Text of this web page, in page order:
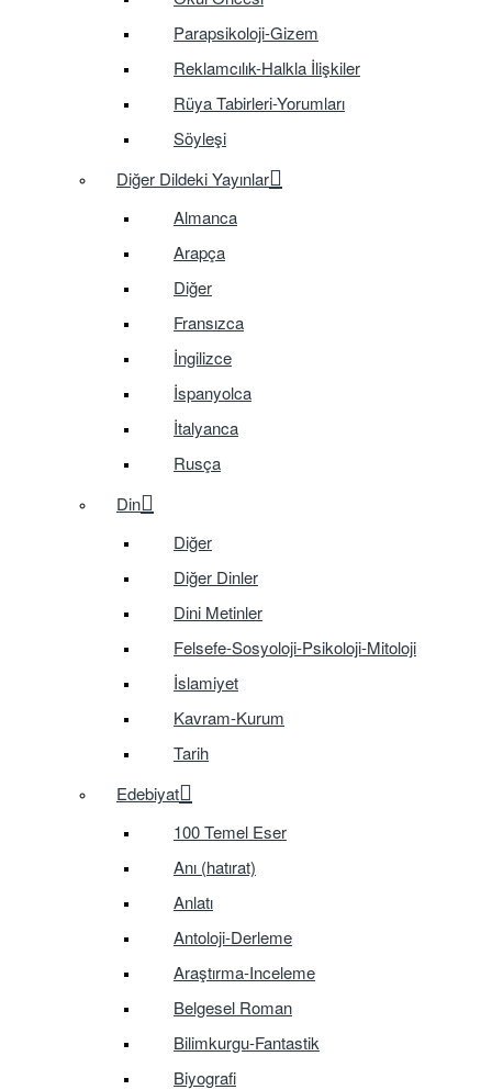
Parapsikoloji-Gizem
Reklamcılık-Halkla İlişkiler
Rüya Tabirleri-Yorumları
Söyleşi
Diğer Dildeki Yayınlar
Almanca
Arapça
Diğer
Fransızca
İngilizce
İspanyolca
İtalyanca
Rusça
Din
Diğer
Diğer Dinler
Dini Metinler
Felsefe-Sosyoloji-Psikoloji-Mitoloji
İslamiyet
Kavram-Kurum
Tarih
Edebiyat
100 Temel Eser
Anı (hatırat)
Anlatı
Antoloji-Derleme
Araştırma-Inceleme
Belgesel Roman
Bilimkurgu-Fantastik
Biyografi